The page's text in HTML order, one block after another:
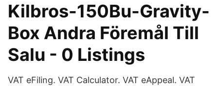
Kilbros-150Bu-Gravity-
Box Andra Föremål Till
Salu - 0 Listings
VAT eFiling. VAT Calculator. VAT eAppeal. VAT